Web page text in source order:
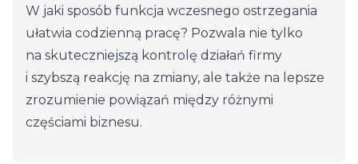
W jaki sposób funkcja wczesnego ostrzegania
ułatwia codzienną pracę? Pozwala nie tylko
na skuteczniejszą kontrolę działań firmy
i szybszą reakcję na zmiany, ale także na lepsze
zrozumienie powiązań między różnymi
częściami biznesu.